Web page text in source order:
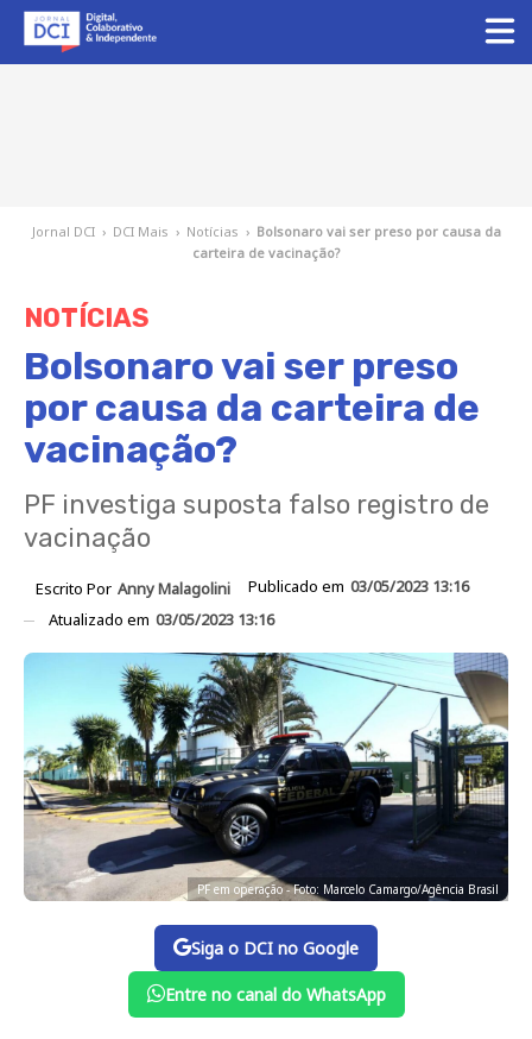
Jornal DCI › DCI Mais › Notícias › Bolsonaro vai ser preso por causa da
carteira de vacinação?
NOTÍCIAS
Bolsonaro vai ser preso
por causa da carteira de
vacinação?
PF investiga suposta falso registro de
vacinação
Escrito Por Anny Malagolini Publicado em 03/05/2023 13:16
Atualizado em 03/05/2023 13:16
PF em operação - Foto: Marcelo Camargo/Agência Brasil
Siga o DCI no Google
Entre no canal do WhatsApp